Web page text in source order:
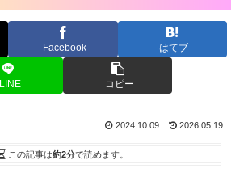
Facebook はてブ
LINE コピー
2024.10.09 2026.05.19
この記事は約2分で読めます。